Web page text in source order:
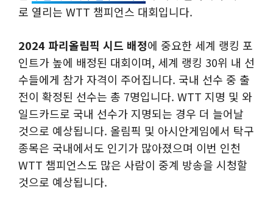
로 열리는 WTT 챔피언스 대회입니다.
2024 파리올림픽 시드 배정에 중요한 세계 랭킹 포
인트가 높에 배정된 대회이며, 세계 랭킹 30위 내 선
수들에게 참가 자격이 주어집니다. 국내 선수 중 출
전이 확정된 선수는 총 7명입니다. WTT 지명 및 와
일드카드로 국내 선수가 지명되는 경우 더 늘어날
것으로 예상됩니다. 올림픽 및 아시안게임에서 탁구
종목은 국내에서도 인기가 많아졌으며 이번 인천
WTT 챔피언스도 많은 사람이 중계 방송을 시청할
것으로 예상됩니다.